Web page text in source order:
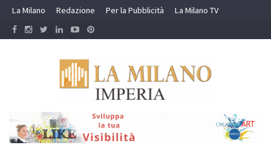
Skip
content
La Milano Redazione Per la Pubblicità La Milano TV